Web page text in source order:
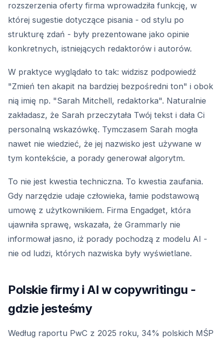
rozszerzenia oferty firma wprowadziła funkcję, w
której sugestie dotyczące pisania - od stylu po
strukturę zdań - były prezentowane jako opinie
konkretnych, istniejących redaktorów i autorów.
W praktyce wyglądało to tak: widzisz podpowiedź
"Zmień ten akapit na bardziej bezpośredni ton" i obok
nią imię np. "Sarah Mitchell, redaktorka". Naturalnie
zakładasz, że Sarah przeczytała Twój tekst i dała Ci
personalną wskazówkę. Tymczasem Sarah mogła
nawet nie wiedzieć, że jej nazwisko jest używane w
tym kontekście, a porady generował algorytm.
To nie jest kwestia techniczna. To kwestia zaufania.
Gdy narzędzie udaje człowieka, łamie podstawową
umowę z użytkownikiem. Firma Engadget, która
ujawniła sprawę, wskazała, że Grammarly nie
informował jasno, iż porady pochodzą z modelu AI -
nie od ludzi, których nazwiska były wyświetlane.
Polskie firmy i AI w copywritingu -
gdzie jesteśmy
Według raportu PwC z 2025 roku, 34% polskich MŚP